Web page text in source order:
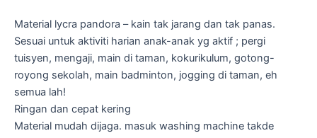
Material lycra pandora – kain tak jarang dan tak panas.
Sesuai untuk aktiviti harian anak-anak yg aktif ; pergi
tuisyen, mengaji, main di taman, kokurikulum, gotong-
royong sekolah, main badminton, jogging di taman, eh
semua lah!
Ringan dan cepat kering
Material mudah dijaga. masuk washing machine takde